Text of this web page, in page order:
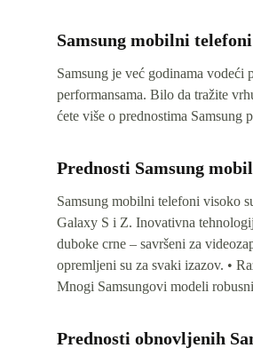
Samsung mobilni
Samsung je već godinama
performansama. Bilo da tražite
ćete više o prednostima
Prednosti Samsung
Samsung mobilni telefoni visoko
Galaxy S i Z. Inovativna
duboke crne – savršeni za
opremljeni su za svaki izazov. •
Mnogi Samsungovi modeli
Prednosti obnovljenih